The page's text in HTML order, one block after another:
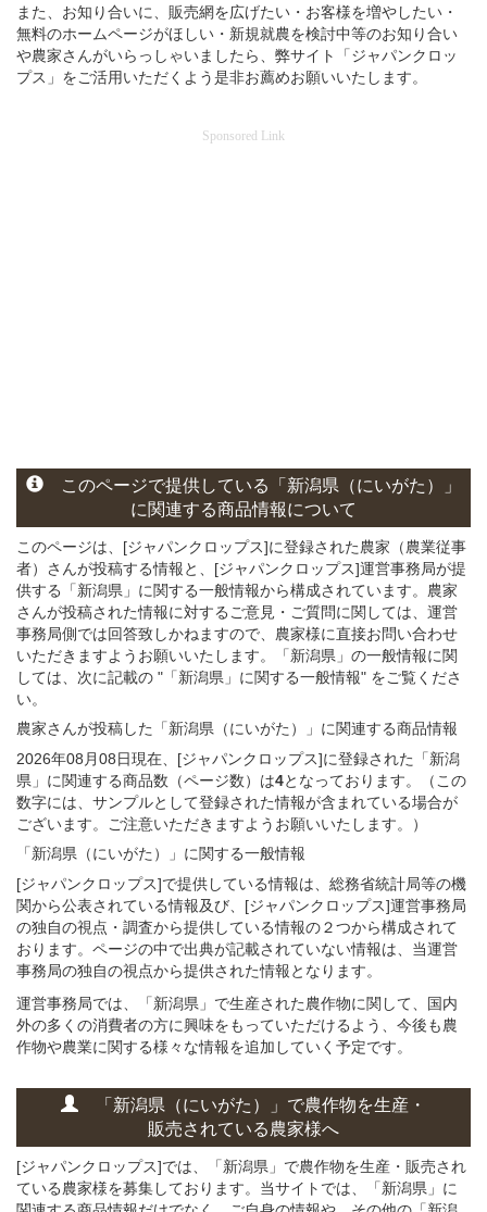
また、お知り合いに、販売網を広げたい・お客様を増やしたい・
無料のホームページがほしい・新規就農を検討中等のお知り合い
や農家さんがいらっしゃいましたら、弊サイト「ジャパンクロッ
プス」をご活用いただくよう是非お薦めお願いいたします。
Sponsored Link
このページで提供している
「新潟県（にいがた）」
に関連する商品情報について
このページは、[ジャパンクロップス]に登録された農家（農業従事
者）さんが投稿する情報と、[ジャパンクロップス]運営事務局が提
供する「新潟県」に関する一般情報から構成されています。農家
さんが投稿された情報に対するご意見・ご質問に関しては、運営
事務局側では回答致しかねますので、農家様に直接お問い合わせ
いただきますようお願いいたします。「新潟県」の一般情報に関
しては、次に記載の "「新潟県」に関する一般情報" をご覧くださ
い。
農家さんが投稿した「新潟県（にいがた）」 に関連する商品情報
2026年08月08日現在、[ジャパンクロップス]に登録された「新潟
県」に関連する商品数（ページ数）は4となっております。（この
数字には、サンプルとして登録された情報が含まれている場合が
ございます。ご注意いただきますようお願いいたします。）
「新潟県（にいがた）」 に関する一般情報
[ジャパンクロップス]で提供している情報は、総務省統計局等の機
関から公表されている情報及び、[ジャパンクロップス]運営事務局
の独自の視点・調査から提供している情報の２つから構成されて
おります。ページの中で出典が記載されていない情報は、当運営
事務局の独自の視点から提供された情報となります。
運営事務局では、「新潟県」で生産された農作物に関して、国内
外の多くの消費者の方に興味をもっていただけるよう、今後も農
作物や農業に関する様々な情報を追加していく予定です。
「新潟県（にいがた）」 で農作物を生産・
販売されている農家様へ
[ジャパンクロップス]では、「新潟県」で農作物を生産・販売され
ている農家様を募集しております。当サイトでは、「新潟県」に